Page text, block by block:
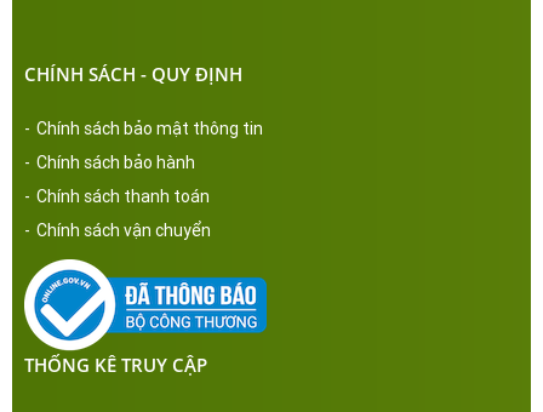
CHÍNH SÁCH - QUY ĐỊNH
- Chính sách bảo mật thông tin
- Chính sách bảo hành
- Chính sách thanh toán
- Chính sách vận chuyển
THỐNG KÊ TRUY CẬP